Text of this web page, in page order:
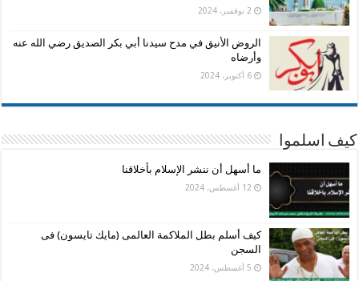
2 نوفمبر، 2024
الروض الأنيق في مدح سيدنا أبي بكر الصديق رضي الله عنه
وأرضاه
6 أكتوبر، 2024
كيف اسلموا
ما أسهل أن ننشر الإسلام بأخلاقنا
12 أغسطس، 2024
كيف أسلم بطل الملاكمة العالمى (مايك تايسون) فى
السجن
5 أغسطس، 2024